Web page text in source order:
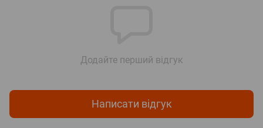
Додайте перший відгук
Написати відгук